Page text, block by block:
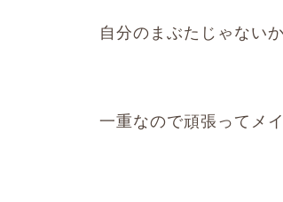
自分のまぶたじゃない
一重なので頑張ってメ